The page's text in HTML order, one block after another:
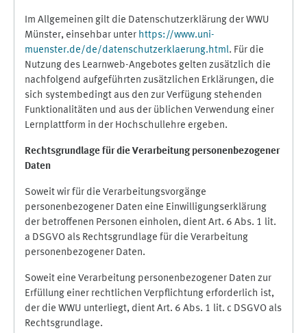
Im Allgemeinen gilt die Datenschutzerklärung der WWU
Münster, einsehbar unter https://www.uni-
muenster.de/de/datenschutzerklaerung.html. Für die
Nutzung des Learnweb-Angebotes gelten zusätzlich die
nachfolgend aufgeführten zusätzlichen Erklärungen, die
sich systembedingt aus den zur Verfügung stehenden
Funktionalitäten und aus der üblichen Verwendung einer
Lernplattform in der Hochschullehre ergeben.
Rechtsgrundlage für die Verarbeitung personenbezogener
Daten
Soweit wir für die Verarbeitungsvorgänge
personenbezogener Daten eine Einwilligungserklärung
der betroffenen Personen einholen, dient Art. 6 Abs. 1 lit.
a DSGVO als Rechtsgrundlage für die Verarbeitung
personenbezogener Daten.
Soweit eine Verarbeitung personenbezogener Daten zur
Erfüllung einer rechtlichen Verpflichtung erforderlich ist,
der die WWU unterliegt, dient Art. 6 Abs. 1 lit. c DSGVO als
Rechtsgrundlage.